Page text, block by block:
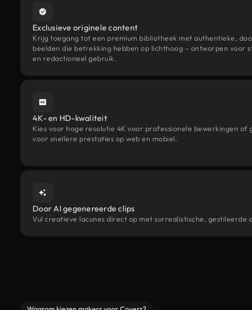
Exclusieve originele content
Krijg toegang tot een premium bibliotheek met authentieke,
beelden die betrekking hebben op lichthoog – ontworpen voor
en redactioneel gebruik.
4K- en HD-kwaliteit
Kies voor hoge resolutie 4K voor professionele bewerkingen of
voor snellere prestaties op web en mobiel.
Door AI gegenereerde clips
Vul creatieve lacunes direct op met surrealistische,